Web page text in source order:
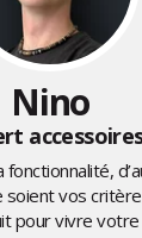
Nino
vos
pour vivre votre